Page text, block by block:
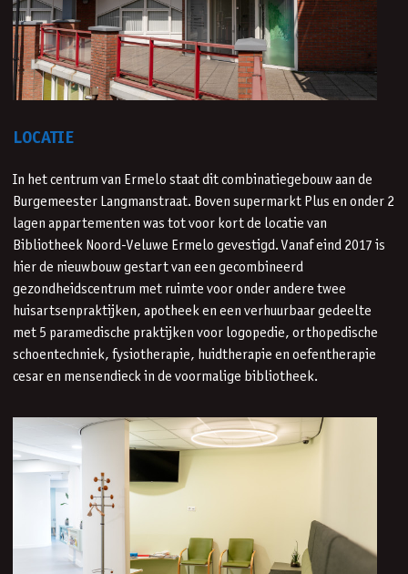
LOCATIE
In het centrum van Ermelo staat dit combinatiegebouw aan de
Burgemeester Langmanstraat. Boven supermarkt Plus en onder 2
lagen appartementen was tot voor kort de locatie van
Bibliotheek Noord-Veluwe Ermelo gevestigd. Vanaf eind 2017 is
hier de nieuwbouw gestart van een gecombineerd
gezondheidscentrum met ruimte voor onder andere twee
huisartsenpraktijken, apotheek en een verhuurbaar gedeelte
met 5 paramedische praktijken voor logopedie, orthopedische
schoentechniek, fysiotherapie, huidtherapie en oefentherapie
cesar en mensendieck in de voormalige bibliotheek.